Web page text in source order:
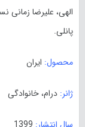
الهی، علیرضا زمانی
پانلی.
محصول: ایران
ژانر: درام، خانوادگی